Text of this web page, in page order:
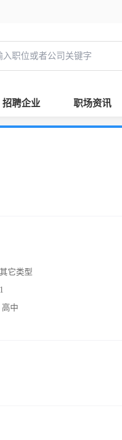
招聘企业 职场资讯
其它类型
1
高中